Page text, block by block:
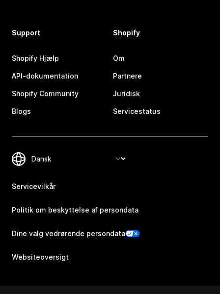
Support
Shopify Hjælp
API-dokumentation
Shopify Community
Blogs
Shopify
Om
Partnere
Juridisk
Servicestatus
Servicevilkår
Politik om beskyttelse af persondata
Dine valg vedrørende persondata
Websiteoversigt